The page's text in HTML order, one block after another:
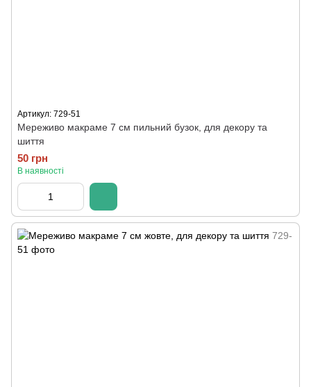
Артикул: 729-51
Мереживо макраме 7 см пильний бузок, для декору та
шиття
50 грн
В наявності